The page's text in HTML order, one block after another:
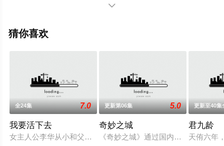
绎的中国大陆电视剧，大结局剧情已揭晓（全24集），手
网，更多相关信息可移步至豆瓣电视剧、电视猫或剧情网

猜你喜欢
全24集 7.0
我要活下去
女主人公李华从小和父亲李忠仁，弟弟李伟，姥姥生活在一起
更新第06集 5.0
奇妙之城
《奇妙之城》通过国内外六个城市
更新至40集
君九龄
天侑六年